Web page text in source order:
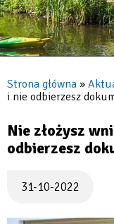
Ścieżka
Strona główna
i nie odbierzesz
Nie złożysz
odbierzesz
31-10-2022